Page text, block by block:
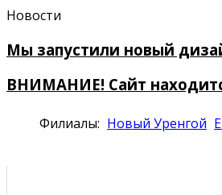
Новости
Мы запустили новый
ВНИМАНИЕ! Сайт
Филиалы: Новый Уренгой